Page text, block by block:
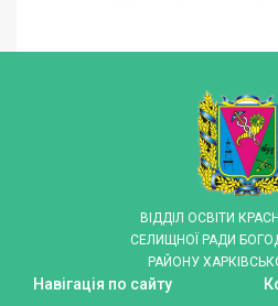
ВІДДІЛ ОСВІТИ
СЕЛИЩНОЇ РАДИ
РАЙОНУ
Навігація по сайту